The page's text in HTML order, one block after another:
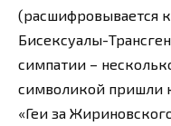
(расшифровывается
Бисексуалы-
симпатии –
символикой пришли
«Геи за